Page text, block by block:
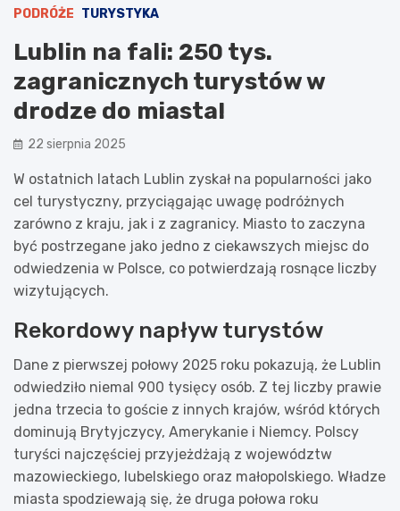
PODRÓŻE TURYSTYKA
Lublin na fali: 250 tys.
zagranicznych turystów w
drodze do miasta!
22 sierpnia 2025
W ostatnich latach Lublin zyskał na popularności jako
cel turystyczny, przyciągając uwagę podróżnych
zarówno z kraju, jak i z zagranicy. Miasto to zaczyna
być postrzegane jako jedno z ciekawszych miejsc do
odwiedzenia w Polsce, co potwierdzają rosnące liczby
wizytujących.
Rekordowy napływ turystów
Dane z pierwszej połowy 2025 roku pokazują, że Lublin
odwiedziło niemal 900 tysięcy osób. Z tej liczby prawie
jedna trzecia to goście z innych krajów, wśród których
dominują Brytyjczycy, Amerykanie i Niemcy. Polscy
turyści najczęściej przyjeżdżają z województw
mazowieckiego, lubelskiego oraz małopolskiego. Władze
miasta spodziewają się, że druga połowa roku